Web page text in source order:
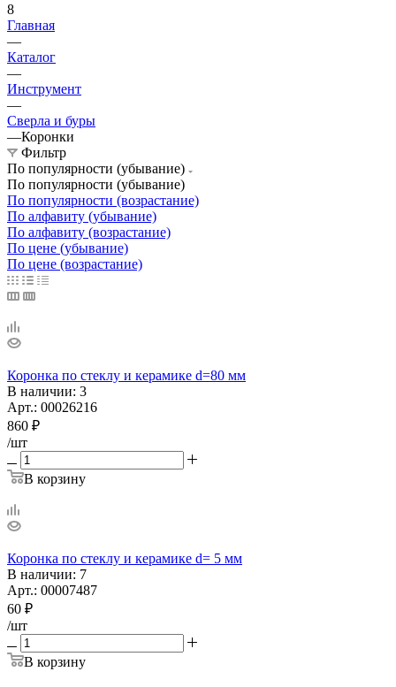
8
Главная
—
Каталог
—
Инструмент
—
Сверла и буры
—Коронки
Фильтр
По популярности (убывание)
По популярности (убывание)
По популярности (возрастание)
По алфавиту (убывание)
По алфавиту (возрастание)
По цене (убывание)
По цене (возрастание)
Коронка по стеклу и керамике d=80 мм
В наличии: 3
Арт.: 00026216
860 ₽
/шт
В корзину
Коронка по стеклу и керамике d= 5 мм
В наличии: 7
Арт.: 00007487
60 ₽
/шт
В корзину